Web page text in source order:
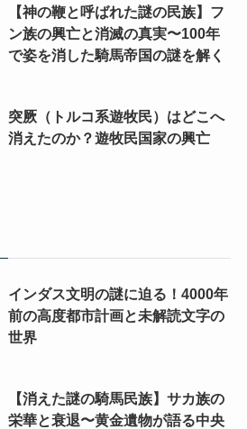
【神の鞭と呼ばれた謎の民族】フ
ン族の興亡と消滅の真実〜100年
で姿を消した騎馬帝国の謎を解く
突厥（トルコ系遊牧民）はどこへ
消えたのか？遊牧民国家の興亡
インダス文明の謎に迫る！4000年
前の高度都市計画と未解読文字の
世界
【消えた謎の騎馬民族】サカ族の
栄華と衰退〜黄金遺物が語る中央